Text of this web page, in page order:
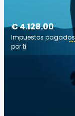
€ 4.128.00
Impuestos pagados
por ti